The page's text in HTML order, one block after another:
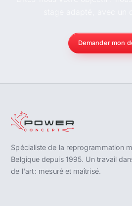
Demander mon
Spécialiste de la reprogrammation
Belgique depuis 1995. Un travail
de l'art : mesuré et maîtrisé.